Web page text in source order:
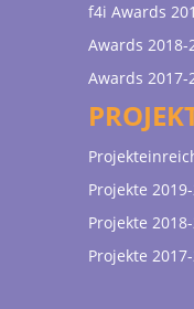
f4i Awards
Awards 2018-
Awards 2017-
Projekte
Projekte
Projekte